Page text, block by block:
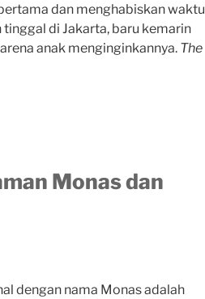
dan menghabiskan waktu
tinggal di Jakarta, baru kemarin
anak menginginkannya. The
Monas dan
dengan nama Monas adalah